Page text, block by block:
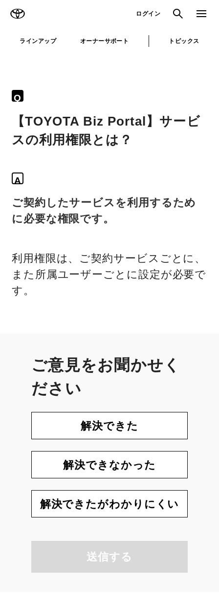
ログイン 検索 メニュ
ラインアップ オーナーサポート トピックス
Q
【TOYOTA Biz Portal】サービ
スの利用権限とは？
A
ご契約したサービスを利用するため
に必要な権限です。
利用権限は、ご契約サービスごとに、
また所属ユーザーごとに設定が必要で
す。
ご意見をお聞かせく
ださい
解決できた
解決できなかった
解決できたがわかりにくい
送信する